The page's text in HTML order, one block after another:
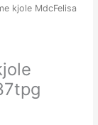
kjole MdcFelisa